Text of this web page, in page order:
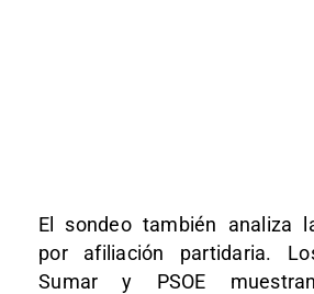
El sondeo también analiza
por afiliación partidaria.
Sumar y PSOE